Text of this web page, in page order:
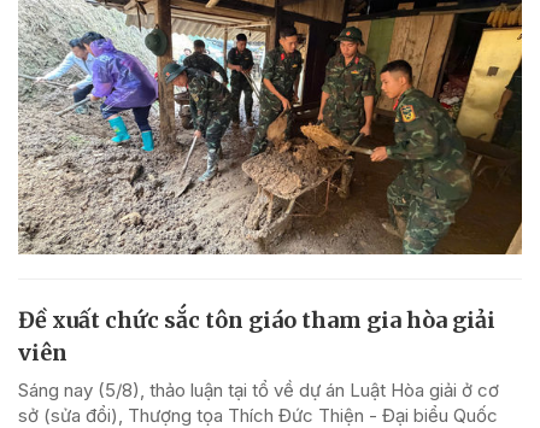
Đề xuất chức sắc tôn giáo tham gia hòa giải
viên
Sáng nay (5/8), thảo luận tại tổ về dự án Luật Hòa giải ở cơ
sở (sửa đổi), Thượng tọa Thích Đức Thiện - Đại biểu Quốc